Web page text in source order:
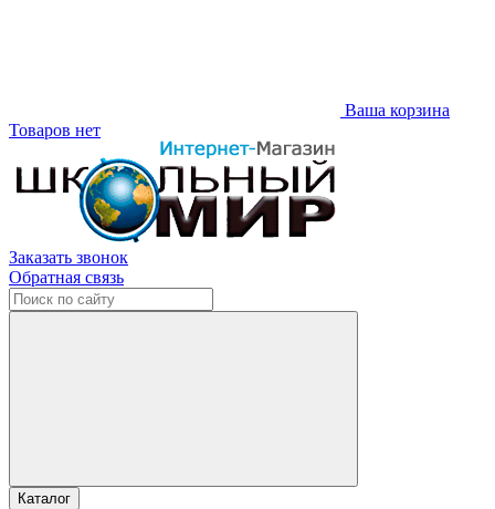
Ваша корзина
Товаров нет
Заказать звонок
Обратная связь
Каталог